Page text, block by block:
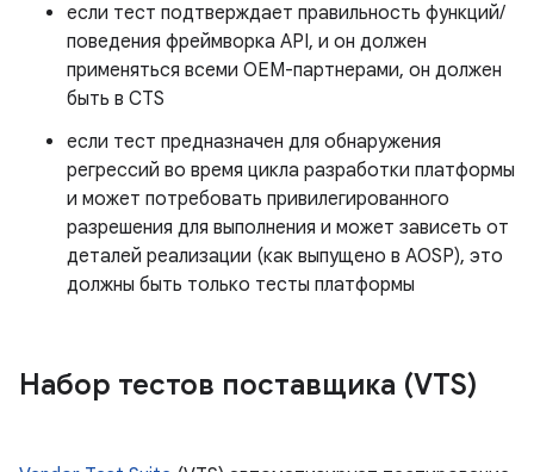
если тест подтверждает правильность функций/
поведения фреймворка API, и он должен
применяться всеми OEM-партнерами, он должен
быть в CTS
если тест предназначен для обнаружения
регрессий во время цикла разработки платформы
и может потребовать привилегированного
разрешения для выполнения и может зависеть от
деталей реализации (как выпущено в AOSP), это
должны быть только тесты платформы
Набор тестов поставщика (VTS)